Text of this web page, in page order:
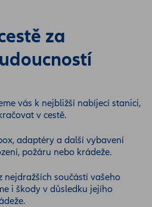
za
vás k nejbližší nabíjecí stanici,
v cestě.
adaptéry a další vybavení
požáru nebo krádeže.
nejdražších součástí vašeho
i škody v důsledku jejího